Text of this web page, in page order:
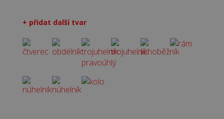
+ přidat další tvar